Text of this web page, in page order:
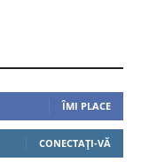
ÎMI PLACE
CONECTAȚI-VĂ